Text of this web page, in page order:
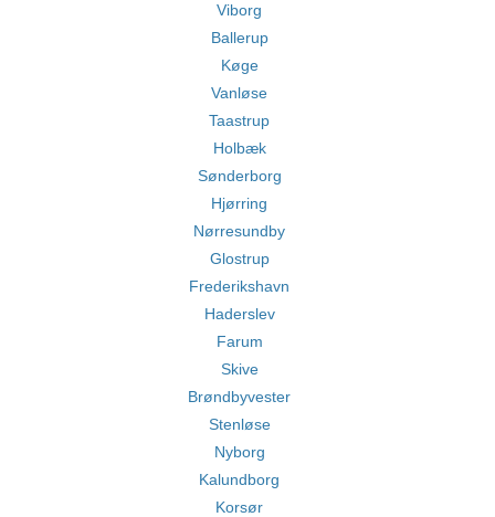
Viborg
Ballerup
Køge
Vanløse
Taastrup
Holbæk
Sønderborg
Hjørring
Nørresundby
Glostrup
Frederikshavn
Haderslev
Farum
Skive
Brøndbyvester
Stenløse
Nyborg
Kalundborg
Korsør